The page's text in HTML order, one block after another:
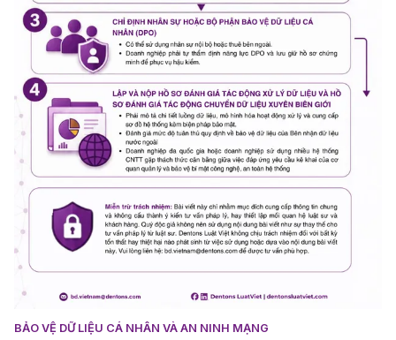
BẢO VỆ DỮ LIỆU CÁ NHÂN VÀ AN NINH MẠNG